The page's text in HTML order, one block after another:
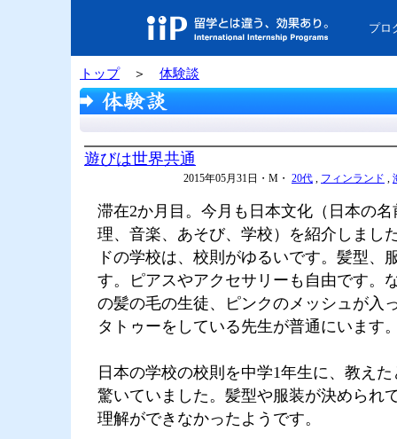
プロ
トップ＞ 体験談
遊びは世界共通
2015年05月31日・M・ 20代 , フィンランド ,
滞在2か月目。今月も日本文化（日本の
理、音楽、あそび、学校）を紹介しまし
ドの学校は、校則がゆるいです。髪型、
す。ピアスやアクセサリーも自由です。
の髪の毛の生徒、ピンクのメッシュが入
タトゥーをしている先生が普通にいます
日本の学校の校則を中学1年生に、教え
驚いていました。髪型や服装が決められ
理解ができなかったようです。